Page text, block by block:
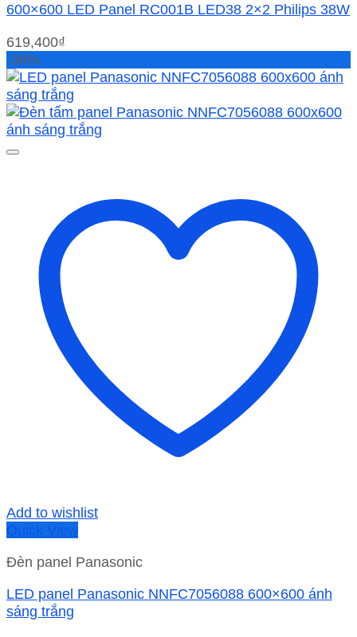
600×600 LED Panel RC001B LED38 2×2 Philips 38W
619,400₫
-38%
Add to wishlist
Quick View
Đèn panel Panasonic
LED panel Panasonic NNFC7056088 600×600 ánh
sáng trắng